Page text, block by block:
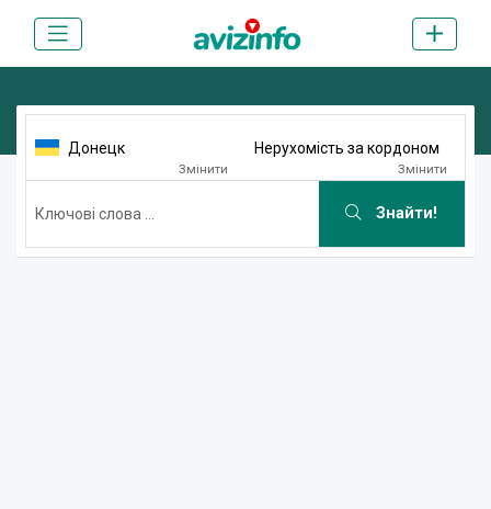
Донецк
Змінити
Нерухомість за кордоном
Змінити
Знайти!